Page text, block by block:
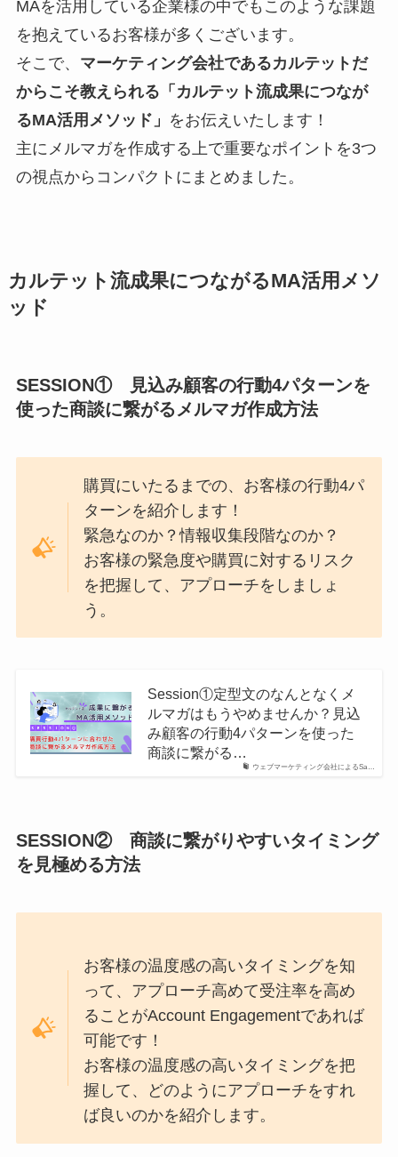
MAを活用している企業様の中でもこのような課題
を抱えているお客様が多くございます。
そこで、 マーケティング会社であるカルテットだ
からこそ教えられる「カルテット流成果につなが
るMA活用メソッド」 をお伝えいたします！
主にメルマガを作成する上で重要なポイントを3つ
の視点からコンパクトにまとめました。
カルテット流成果につながるMA活用メソ
ッド
SESSION① 見込み顧客の行動4パターンを
使った商談に繋がるメルマガ作成方法
購買にいたるまでの、お客様の行動4パ
ターンを紹介します！
緊急なのか？情報収集段階なのか？
お客様の緊急度や購買に対するリスク
を把握して、アプローチをしましょ
う。
ウェブマーケティング会社によるSa…
Session①定型文のなんとなくメ
ルマガはもうやめませんか？見込
み顧客の行動4パターンを使った
商談に繋がる…
SESSION② 商談に繋がりやすいタイミング
を見極める方法
お客様の温度感の高いタイミングを知
って、アプローチ高めて受注率を高め
ることがAccount Engagementであれば
可能です！
お客様の温度感の高いタイミングを把
握して、どのようにアプローチをすれ
ば良いのかを紹介します。